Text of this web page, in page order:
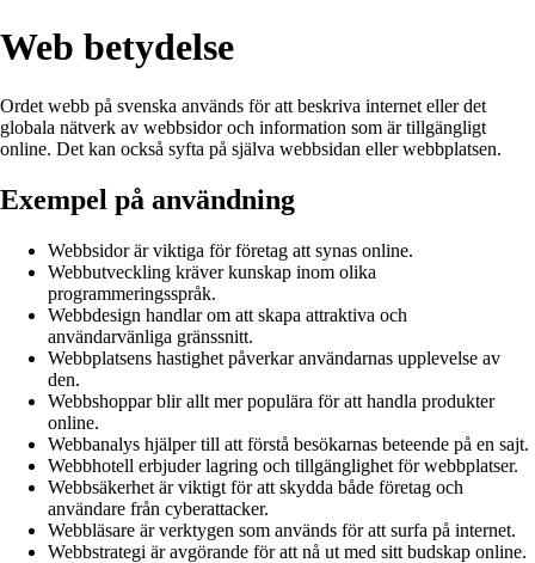
Web betydelse
Ordet webb på svenska används för att beskriva internet eller det
globala nätverk av webbsidor och information som är tillgängligt
online. Det kan också syfta på själva webbsidan eller webbplatsen.
Exempel på användning
Webbsidor är viktiga för företag att synas online.
Webbutveckling kräver kunskap inom olika
programmeringsspråk.
Webbdesign handlar om att skapa attraktiva och
användarvänliga gränssnitt.
Webbplatsens hastighet påverkar användarnas upplevelse av
den.
Webbshoppar blir allt mer populära för att handla produkter
online.
Webbanalys hjälper till att förstå besökarnas beteende på en sajt.
Webbhotell erbjuder lagring och tillgänglighet för webbplatser.
Webbsäkerhet är viktigt för att skydda både företag och
användare från cyberattacker.
Webbläsare är verktygen som används för att surfa på internet.
Webbstrategi är avgörande för att nå ut med sitt budskap online.